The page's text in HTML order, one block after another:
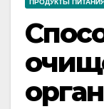
ПРОДУКТЫ